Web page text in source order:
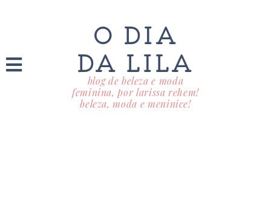
O DIA
DA LILA
blog de beleza e moda
feminina, por larissa rehem!
beleza, moda e meninice!